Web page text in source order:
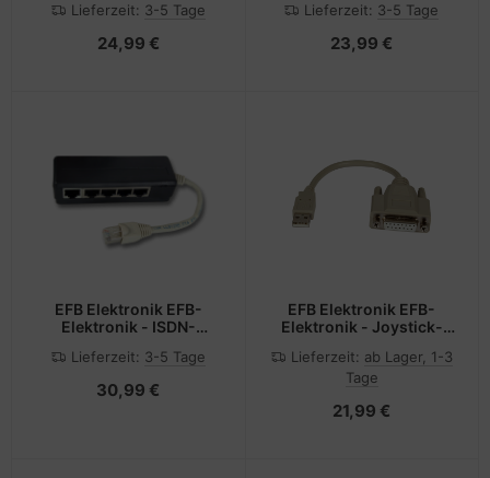
Lieferzeit: 3-5 Tage
24,99 €
Lieferzeit: 3-5 Tage
23,99 €
EFB Elektronik EFB-
Elektronik - ISDN-
RJ-45 (W)
Lieferzeit: 3-5 Tage
30,99 €
EFB Elektronik EFB-
Elektronik - Joystick-
Lieferzeit: ab Lager, 1-3
Tage
21,99 €